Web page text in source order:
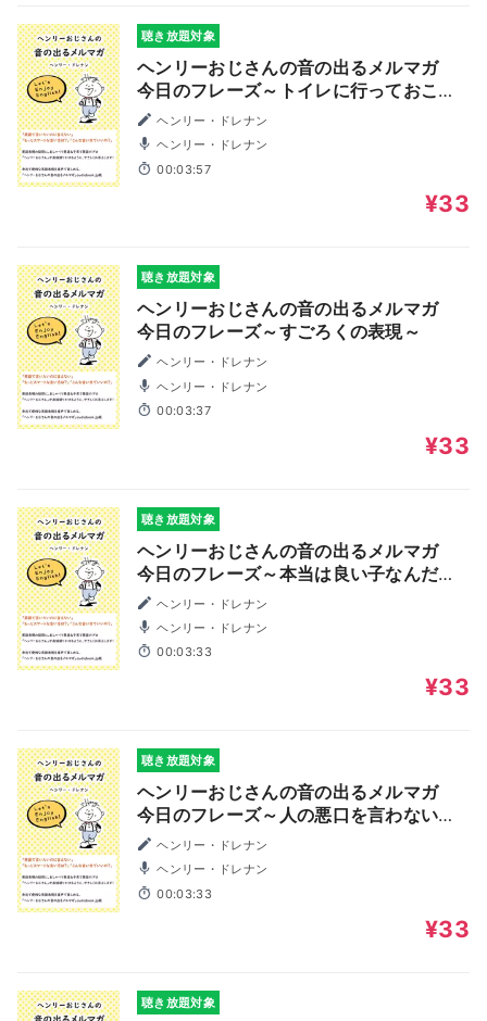
聴き放題対象
ヘンリーおじさんの音の出るメルマガ
今日のフレーズ～トイレに行っておこう
～ ヘンリー・ドレナン
ヘンリー・ドレナン
00:03:57
¥33
聴き放題対象
ヘンリーおじさんの音の出るメルマガ
今日のフレーズ～すごろくの表現～
ヘンリー・ドレナン
ヘンリー・ドレナン
00:03:37
¥33
聴き放題対象
ヘンリーおじさんの音の出るメルマガ
今日のフレーズ～本当は良い子なんだか
ら～ヘンリー・ドレナン
ヘンリー・ドレナン
00:03:33
¥33
聴き放題対象
ヘンリーおじさんの音の出るメルマガ
今日のフレーズ～人の悪口を言わないで
～ ヘンリー・ドレナン
ヘンリー・ドレナン
00:03:33
¥33
聴き放題対象